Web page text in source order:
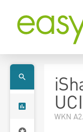
WKN